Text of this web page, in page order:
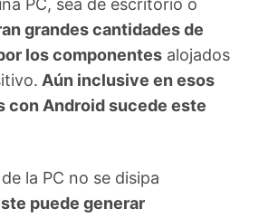
PC, sea de escritorio o
grandes cantidades de
los componentes alojados
Aún inclusive en esos
con Android sucede este
la PC no se disipa
puede generar